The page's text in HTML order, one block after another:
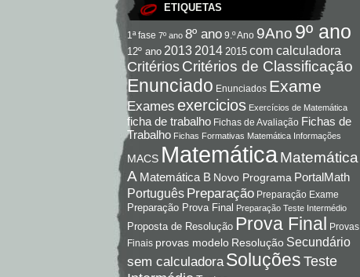
ETIQUETAS
1ª fase 7º ano 8º ano 9.º Ano 9Ano 9º ano
12º ano 2013 2014 2015 com calculadora
Critérios Critérios de Classificação
Enunciado Enunciados Exame
Exames exercicios Exercícios de Matemática
ficha de trabalho Fichas de Avaliação Fichas de
Trabalho Fichas Formativas Matemática Informações
MACS Matemática Matemática
A Matemática B Novo Programa PortalMath
Português Preparação Preparação Exame
Preparação Prova Final Preparação Teste Intermédio
Proposta de Resolução Prova Final Provas
Finais provas modelo Resolução Secundário
sem calculadora Soluções Teste